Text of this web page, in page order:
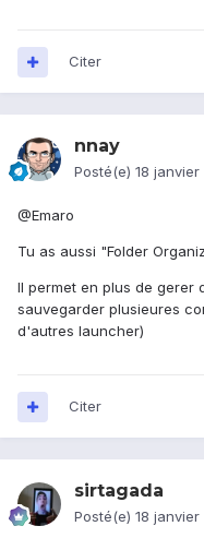
Citer
nnay
Posté(e) 18 janvier
@Emaro
Tu as aussi "Folder
Il permet en plus de gerer
sauvegarder plusieures
d'autres launcher)
Citer
sirtagada
Posté(e) 18 janvier